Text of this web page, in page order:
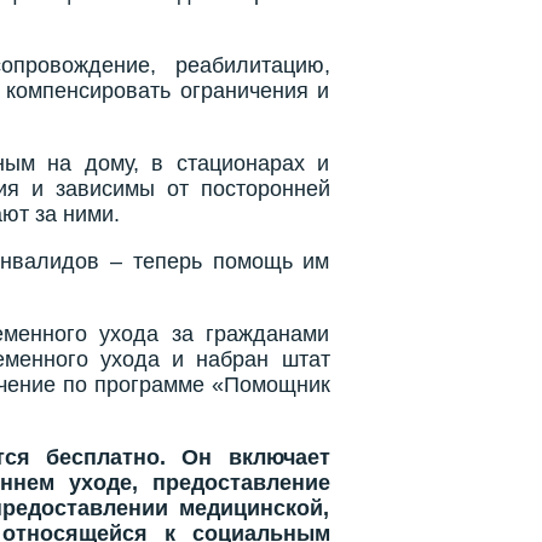
реабилитацию,
ограничения и
на дому, в стационарах и
и зависимы от посторонней
за ними.
– теперь помощь им
ухода за гражданами
ухода и набран штат
по программе «Помощник
бесплатно. Он включает
уходе, предоставление
медицинской,
к социальным